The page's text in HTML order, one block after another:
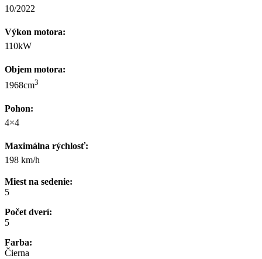
10/2022
Výkon motora:
110kW
Objem motora:
1968cm3
Pohon:
4×4
Maximálna rýchlosť:
198 km/h
Miest na sedenie:
5
Počet dverí:
5
Farba:
Čierna